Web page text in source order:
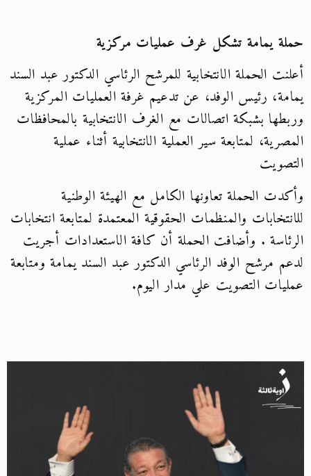
حملة يمامة تشكل غرف عمليات مركزية
أعلنت الحملة الانتخابية للمرشح الرئاسي الدكتور عبد السند
يمامة، رئيس الوفد، عن تدعيم غرفة العمليات المركزية
وربطها بشبكة اتصالات مع الغرف الانتخابية بالمحافظات
المصرية، لمتابعة سير العملية الانتخابية أثناء عملية
التصويت
وأكدت الحملة تعاونها الكامل مع الهيئة الوطنية
للانتخابات والمنظمات الحقوقية المعتمدة لمتابعة انتخابات
الرئاسة . وأضافت الحملة أن كافة الاستعدادات أجريت
لدعم مرشح الوفد الرئاسي الدكتور عبد السند يمامة ومتابعة
عمليات التصويت علي مدار اليوم.